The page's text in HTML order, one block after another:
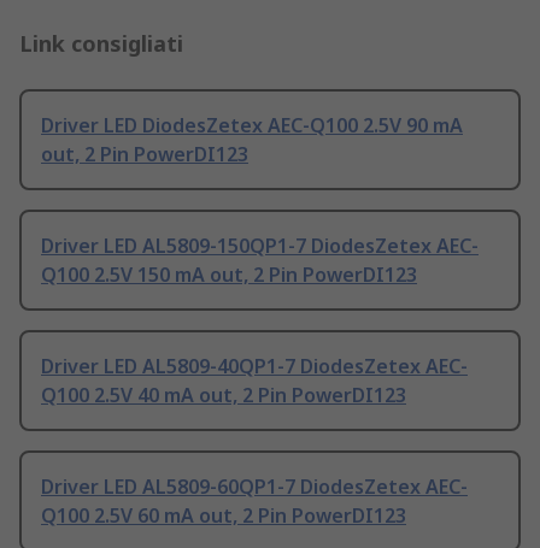
Link consigliati
Driver LED DiodesZetex AEC-Q100 2.5V 90 mA
out, 2 Pin PowerDI123
Driver LED AL5809-150QP1-7 DiodesZetex AEC-
Q100 2.5V 150 mA out, 2 Pin PowerDI123
Driver LED AL5809-40QP1-7 DiodesZetex AEC-
Q100 2.5V 40 mA out, 2 Pin PowerDI123
Driver LED AL5809-60QP1-7 DiodesZetex AEC-
Q100 2.5V 60 mA out, 2 Pin PowerDI123